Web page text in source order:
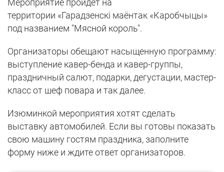
Мероприятие пройдет на
территории «Гарадзенскі маёнтак «Каробчыцы»
под названием "Мясной король".
Организаторы обещают насыщенную программу:
выступление кавер-бенда и кавер-группы,
праздничный салют, подарки, дегустации, мастер-
класс от шеф повара и так далее.
Изюминкой мероприятия хотят сделать
выставку автомобилей. Если вы готовы показать
свою машину гостям праздника, заполните
форму ниже и ждите ответ организаторов.